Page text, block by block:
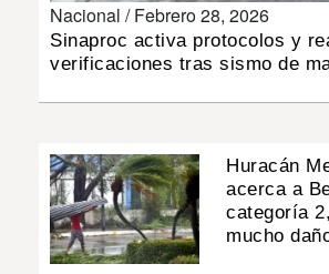
Nacional /Febrero 28, 2026
Sinaproc activa protocolos y
verificaciones tras sismo de
Huracán
acerca a
categoría
mucho